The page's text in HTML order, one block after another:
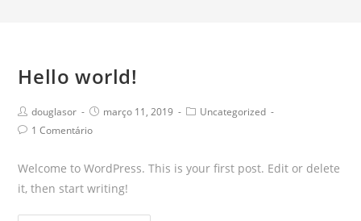
Hello world!
douglasor março 11, 2019
Uncategorized
1 Comentário
Welcome to WordPress. This is your first post. Edit or delete
it, then start writing!